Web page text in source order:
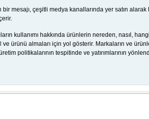
mesajı, çeşitli medya kanallarında yer satın alarak
kullanımı hakkında ürünlerin nereden, nasıl,
ürünü almaları için yol gösterir. Markaların ve
politikalarının tespitinde ve yatırımlarının